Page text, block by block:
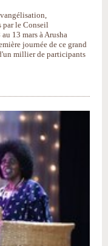
par le Conseil
13 mars à Arusha
journée de ce grand
millier de participants